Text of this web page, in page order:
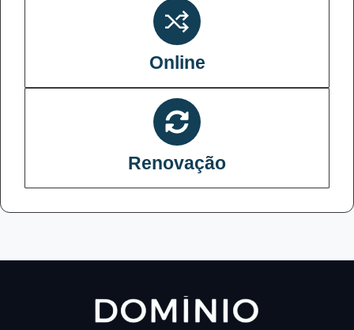
Online
Renovação